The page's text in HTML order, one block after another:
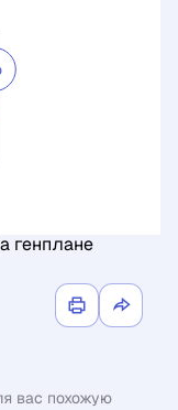
генплане
вас похожую